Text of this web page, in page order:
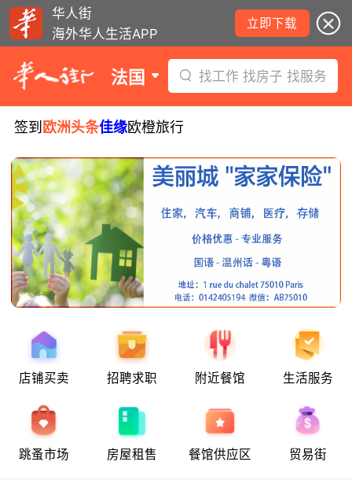
华人街
海外华人生活APP
立即下载
法国 找工作 找房子 找服务
签到 欧洲头条佳缘欧橙旅行
店铺买卖 招聘求职 附近餐馆 生活服务
跳蚤市场 房屋租售 餐馆供应区 贸易街
8月5日要闻：易捷航空八月罢工预警！
数字度假支票使用受限！警惕网络募捐
骗局！
无栏杆收费站逃费将重罚！
多款避孕套因安全缺陷召回！